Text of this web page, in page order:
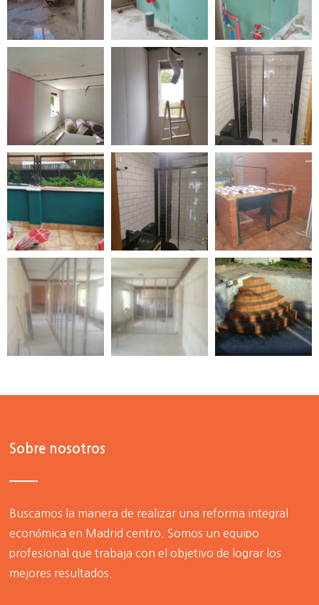
Sobre nosotros
Buscamos la manera de realizar una reforma integral
económica en Madrid centro . Somos un equipo
profesional que trabaja con el objetivo de lograr los
mejores resultados.